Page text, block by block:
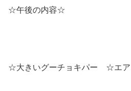
☆午後の内容☆
☆大きいグーチョキパー ☆エア